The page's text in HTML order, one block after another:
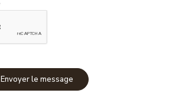
Envoyer le message